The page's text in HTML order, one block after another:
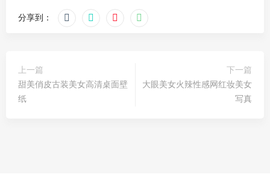
分享到：
上一篇
甜美俏皮古装美女高清桌面壁
纸
下一篇
大眼美女火辣性感网红妆美女
写真